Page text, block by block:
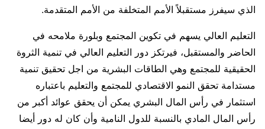
الذي سيفرز مستقبلاً الأمم المتخلفة من الأمم المتقدمة.
التعليم العالي يسهم في تكوين المجتمع وبلورة ملامحه في
الحاضر والمستقبل، فيرتكز دور التعليم العالي في تنمية الثروة
الحقيقية للمجتمع وهي الطاقات البشرية من اجل تحقيق تنمية
مستدامة تحقق النمو الاقتصادي للمجتمع والتعليم باعتباره
استثمار في رأس المال البشري يمكن أن يحقق عوائد أكبر من
رأس المال المادي بالنسبة للدول النامية وأن كان له دور أيضا